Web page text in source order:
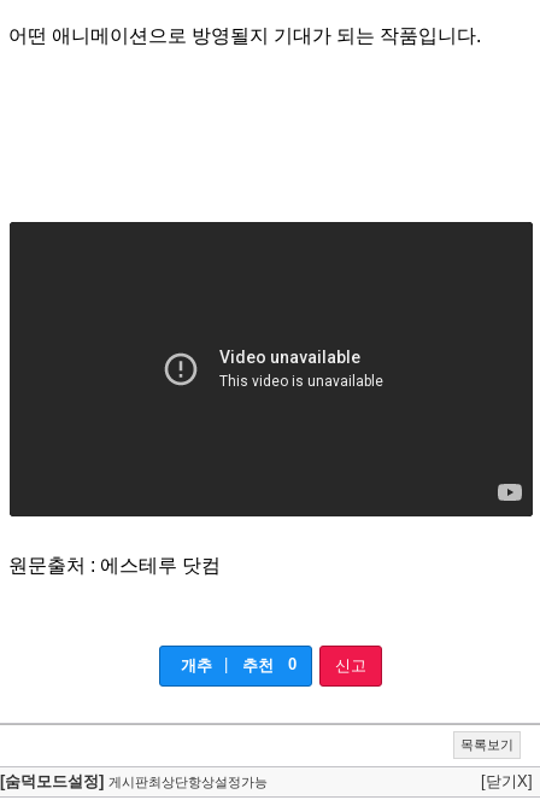
어떤 애니메이션으로 방영될지 기대가 되는 작품입니다.
원문출처 : 에스테루 닷컴
개추 추천 0 신고
목록보기
[숨덕모드설정] 게시판최상단항상설정가능 [닫기X]